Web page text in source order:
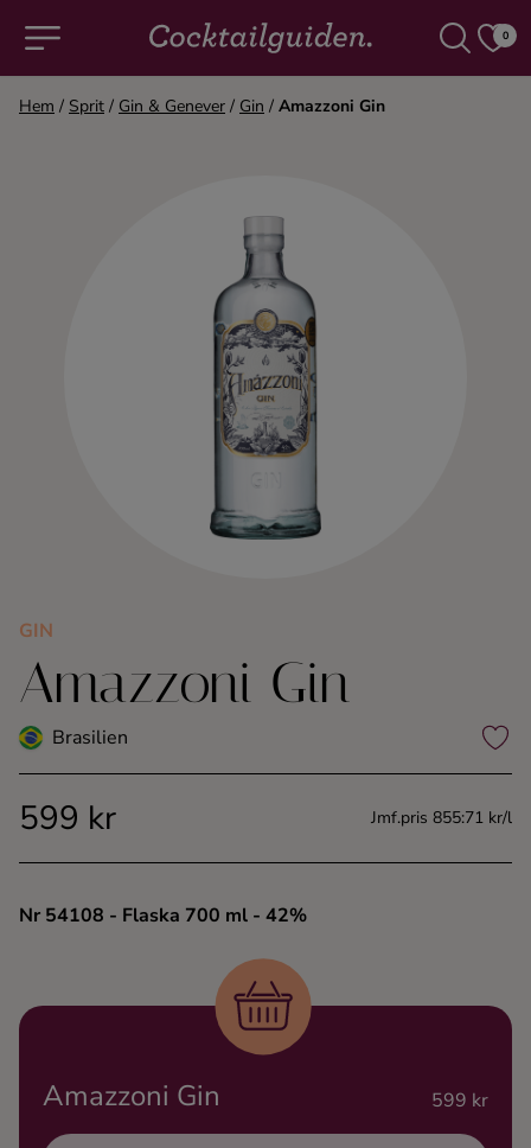
0
Alla cocktails & drinkar
Likör
Shots
Ingredienser
Hem / Sprit / Gin & Genever / Gin / Amazzoni Gin
GIN
Amazzoni Gin
Brasilien
599 kr Jmf.pris 855:71 kr/l
Nr 54108 - Flaska 700 ml - 42%
Amazzoni Gin 599 kr